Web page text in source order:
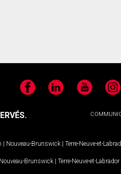
FacebookLinkedIn YouTube
| Nouveau-Brunswick | Terre-Neuve-et-
Nouveau-Brunswick | Terre-Neuve-et-Labrador